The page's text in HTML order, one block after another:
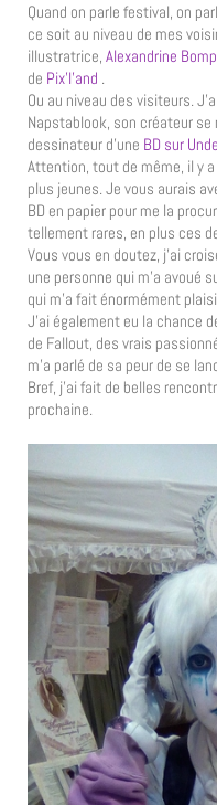
Quand on parle festival, on
ce soit au niveau de mes
illustratrice, Alexandrine
de Pix’l’and .
Ou au niveau des visiteurs.
Napstablook, son créateur
dessinateur d’une BD sur
Attention, tout de même, il y
plus jeunes. Je vous aurais
BD en papier pour me la
tellement rares, en plus ces
Vous vous en doutez, j’ai
une personne qui m’a avoué
qui m’a fait énormément
J’ai également eu la chance
de Fallout, des vrais
m’a parlé de sa peur de se
Bref, j’ai fait de belles
prochaine.